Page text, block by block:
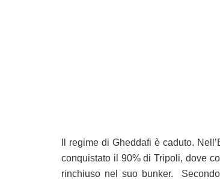
Il regime di Gheddafi è caduto.
conquistato il 90% di Tripoli, dove
rinchiuso nel suo bunker.